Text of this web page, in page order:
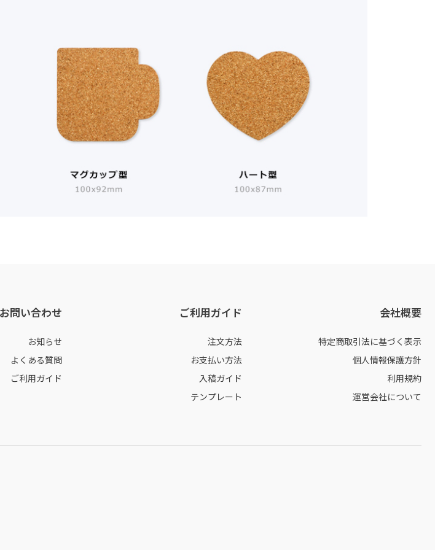
お問い合わせ
お知らせ
よくある質問
ご利用ガイド
ご利用ガイド
注文方法
お支払い方法
入稿ガイド
テンプレート
会社概要
特定商取引法に基づく表示
個人情報保護方針
利用規約
運営会社について